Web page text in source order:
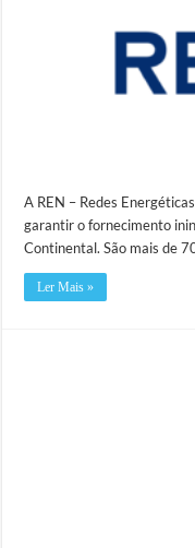
A REN – Redes
garantir o fornecimento
Continental. São mais de
Ler Mais »